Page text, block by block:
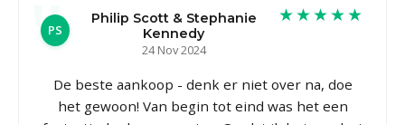
PS
Philip Scott & Stephanie
Kennedy
24 Nov 2024
★★★★★
De beste aankoop - denk er niet over na, doe
het gewoon! Van begin tot eind was het een